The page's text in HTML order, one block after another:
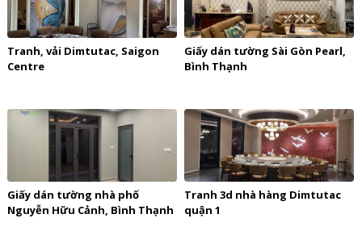
Tranh, vải Dimtutac, Saigon
Centre
Giấy dán tường Sài Gòn Pearl,
Bình Thạnh
Giấy dán tường nhà phố
Nguyễn Hữu Cảnh, Bình Thạnh
Tranh 3d nhà hàng Dimtutac
quận 1